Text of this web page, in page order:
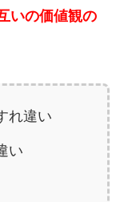
いの価値観の
れ違い
い